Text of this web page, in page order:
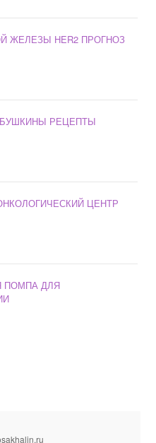
ЖЕЛЕЗЫ HER2 ПРОГНОЗ
РЕЦЕПТЫ
ЦЕНТР
ПОМПА ДЛЯ